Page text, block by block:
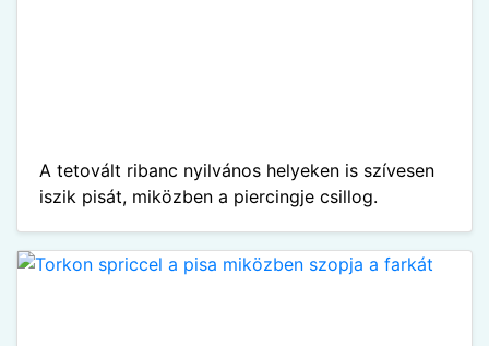
A tetovált ribanc nyilvános helyeken is szívesen
iszik pisát, miközben a piercingje csillog.